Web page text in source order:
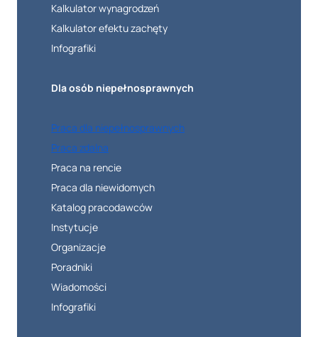
Kalkulator wynagrodzeń
Kalkulator efektu zachęty
Infografiki
Dla osób niepełnosprawnych
Praca dla niepełnosprawnych
Praca zdalna
Praca na rencie
Praca dla niewidomych
Katalog pracodawców
Instytucje
Organizacje
Poradniki
Wiadomości
Infografiki